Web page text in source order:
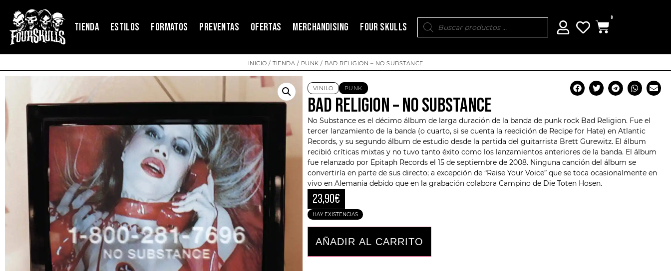
TIENDA ESTILOS FORMATOS PREVENTAS OFERTAS MERCHANDISING FOUR SKULLS
0
INICIO / TIENDA / PUNK / BAD RELIGION – NO SUBSTANCE
VINILO PUNK
BAD RELIGION – NO SUBSTANCE
No Substance es el décimo álbum de larga duración de la banda de punk rock Bad Religion. Fue el
tercer lanzamiento de la banda (o cuarto, si se cuenta la reedición de Recipe for Hate) en Atlantic
Records, y su segundo álbum de estudio desde la partida del guitarrista Brett Gurewitz. El álbum
recibió críticas mixtas y no tuvo tanto éxito como los lanzamientos anteriores de la banda. El álbum
fue relanzado por Epitaph Records el 15 de septiembre de 2008. Ninguna canción del álbum se
convertiría en parte de sus directo; a excepción de “Raise Your Voice” que se toca ocasionalmente en
vivo en Alemania debido que en la grabación colabora Campino de Die Toten Hosen.
23,90€
HAY EXISTENCIAS
AÑADIR AL CARRITO